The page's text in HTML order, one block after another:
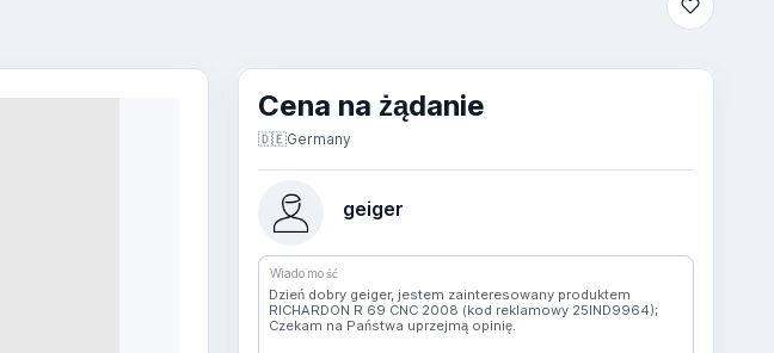
Cena na żądanie
🇩🇪Germany
geiger
Wiadomość